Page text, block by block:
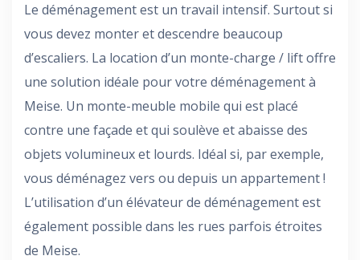
Le déménagement est un travail intensif. Surtout si
vous devez monter et descendre beaucoup
d’escaliers. La location d’un monte-charge / lift offre
une solution idéale pour votre déménagement à
Meise. Un monte-meuble mobile qui est placé
contre une façade et qui soulève et abaisse des
objets volumineux et lourds. Idéal si, par exemple,
vous déménagez vers ou depuis un appartement !
L’utilisation d’un élévateur de déménagement est
également possible dans les rues parfois étroites
de Meise.